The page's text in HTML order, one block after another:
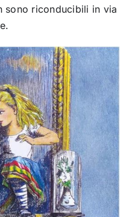
sono riconducibili in via